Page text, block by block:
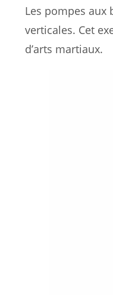
Les pompes aux
verticales. Cet
d’arts martiaux.